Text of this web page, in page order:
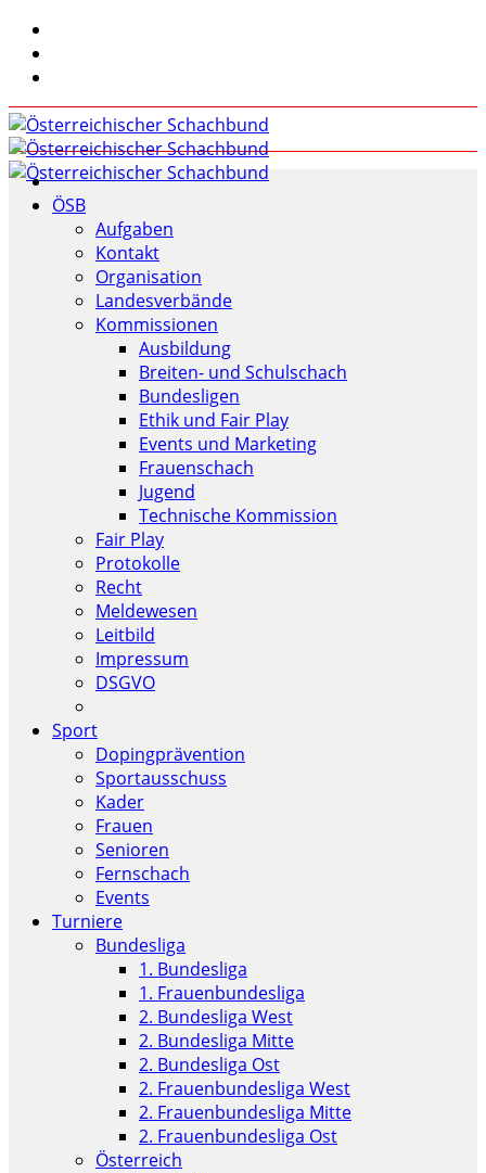
ÖSB
Aufgaben
Kontakt
Organisation
Landesverbände
Kommissionen
Ausbildung
Breiten- und Schulschach
Bundesligen
Ethik und Fair Play
Events und Marketing
Frauenschach
Jugend
Technische Kommission
Fair Play
Protokolle
Recht
Meldewesen
Leitbild
Impressum
DSGVO
Sport
Dopingprävention
Sportausschuss
Kader
Frauen
Senioren
Fernschach
Events
Turniere
Bundesliga
1. Bundesliga
1. Frauenbundesliga
2. Bundesliga West
2. Bundesliga Mitte
2. Bundesliga Ost
2. Frauenbundesliga West
2. Frauenbundesliga Mitte
2. Frauenbundesliga Ost
Österreich